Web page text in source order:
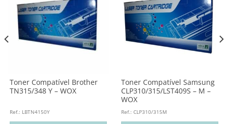
Toner Compatível Brother
TN315/348 Y – WOX
Ref.: LBTN4150Y
Toner Compatível Samsung
CLP310/315/LST409S – M –
WOX
Ref.: CLP310/315M